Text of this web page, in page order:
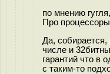
по мнению
Про
Да,
числе и
гарантий что в
с таким-то